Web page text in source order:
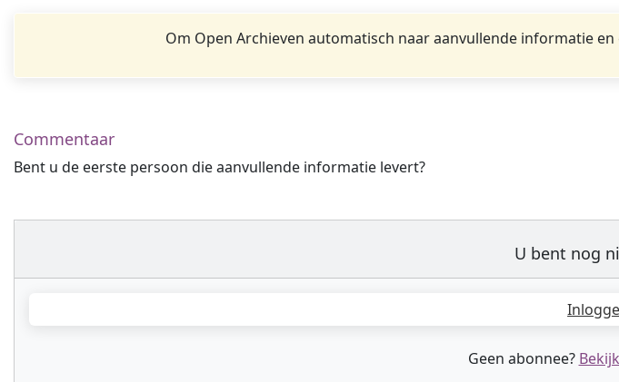
Om Open Archieven automatisch naar aanvullende informatie
Commentaar
Bent u de eerste persoon die aanvullende informatie levert?
U bent nog
Geen abonnee?